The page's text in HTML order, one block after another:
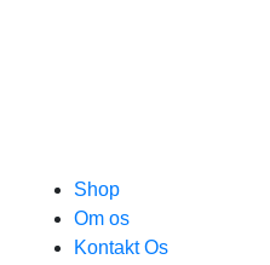
Shop
Om os
Kontakt Os